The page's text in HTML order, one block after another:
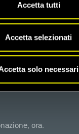
Accetta tutti
Accetta selezionati
solo necessari
ora.